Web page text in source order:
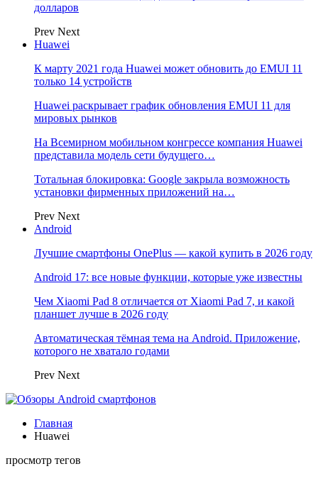
долларов
Prev Next
Huawei
К марту 2021 года Huawei может обновить до EMUI 11
только 14 устройств
Huawei раскрывает график обновления EMUI 11 для
мировых рынков
На Всемирном мобильном конгрессе компания Huawei
представила модель сети будущего…
Тотальная блокировка: Google закрыла возможность
установки фирменных приложений на…
Prev Next
Android
Лучшие смартфоны OnePlus — какой купить в 2026 году
Android 17: все новые функции, которые уже известны
Чем Xiaomi Pad 8 отличается от Xiaomi Pad 7, и какой
планшет лучше в 2026 году
Автоматическая тёмная тема на Android. Приложение,
которого не хватало годами
Prev Next
Главная
Huawei
просмотр тегов